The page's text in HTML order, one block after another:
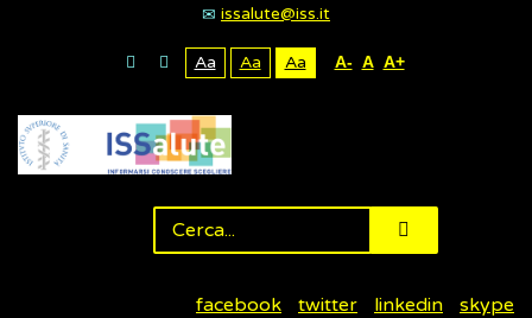
issalute@iss.it
Aa Aa Aa A- A A+
facebook twitter linkedin skype